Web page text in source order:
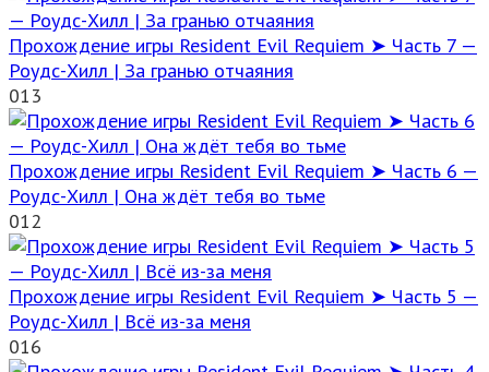
Прохождение игры Resident Evil Requiem ➤ Часть 7 —
Роудс-Хилл | За гранью отчаяния
013
Прохождение игры Resident Evil Requiem ➤ Часть 6 —
Роудс-Хилл | Она ждёт тебя во тьме
012
Прохождение игры Resident Evil Requiem ➤ Часть 5 —
Роудс-Хилл | Всё из-за меня
016